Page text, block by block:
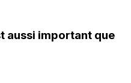
aussi important que